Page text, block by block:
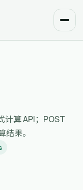
算 API；POST
果。